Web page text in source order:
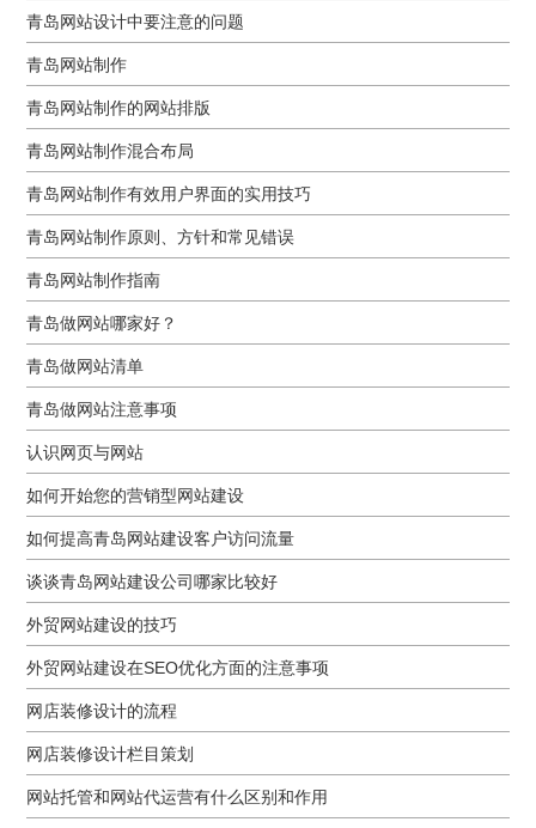
青岛网站设计中要注意的问题
青岛网站制作
青岛网站制作的网站排版
青岛网站制作混合布局
青岛网站制作有效用户界面的实用技巧
青岛网站制作原则、方针和常见错误
青岛网站制作指南
青岛做网站哪家好？
青岛做网站清单
青岛做网站注意事项
认识网页与网站
如何开始您的营销型网站建设
如何提高青岛网站建设客户访问流量
谈谈青岛网站建设公司哪家比较好
外贸网站建设的技巧
外贸网站建设在SEO优化方面的注意事项
网店装修设计的流程
网店装修设计栏目策划
网站托管和网站代运营有什么区别和作用